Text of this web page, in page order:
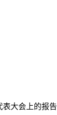
表大会上的报告